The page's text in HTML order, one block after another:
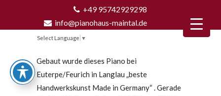
+49 95742929298
info@pianohaus-maintal.de
Select Language ▼
Gebaut wurde dieses Piano bei
Euterpe/Feurich in Langlau „beste
Handwerkskunst Made in Germany“ . Gerade